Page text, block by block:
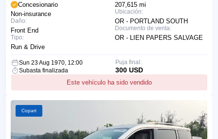
207,615 mi
Ubicación:
OR - PORTLAND SOUTH
Documento de venta:
OR - LIEN PAPERS SALVAGE
Concesionario
Non-insurance
Daño:
Front End
Tipo:
Run & Drive
Sun 23 Aug 1970, 12:00
Subasta finalizada
Este vehículo ha sido vendido
Puja final:
300 USD
Copart